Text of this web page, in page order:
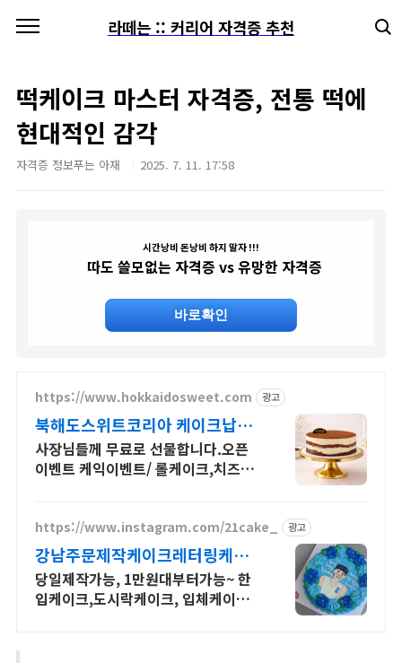
라떼는 :: 커리어 자격증 추천
떡케이크 마스터 자격증, 전통 떡에
현대적인 감각
자격증 정보푸는 아재 2025. 7. 11. 17:58
시간낭비 돈낭비 하지 말자 !!!
따도 쓸모없는 자격증 vs 유망한 자격증
바로확인
https://www.hokkaidosweet.com 광고
북해도스위트코리아 케이크납품
케이크 납품/ 카페납품
사장님들께 무료로 선물합니다.오픈
이벤트 케익이벤트/ 롤케이크,치즈케
https://www.instagram.com/21cake_ 광고
강남주문제작케이크레터링케이
크
당일제작가능, 1만원대부터가능~ 한
입케이크,도시락케이크, 입체케이크,